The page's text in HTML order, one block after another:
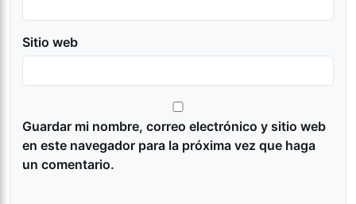
Sitio web
Guardar mi nombre, correo electrónico y sitio web
en este navegador para la próxima vez que haga
un comentario.